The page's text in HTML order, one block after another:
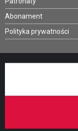
Abonament
Polityka prywatności